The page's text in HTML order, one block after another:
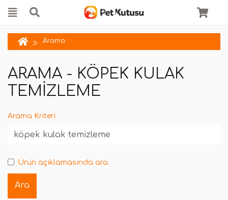
Arama
ARAMA - KÖPEK KULAK
TEMIZLEME
Arama Kriteri
Ürün açıklamasında ara.